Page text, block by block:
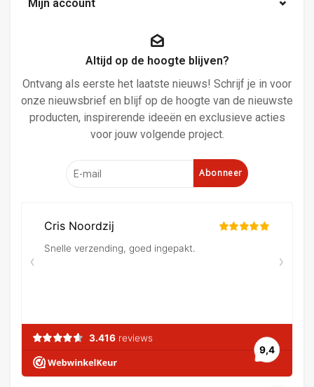
Mijn account
Altijd op de hoogte blijven?
Ontvang als eerste het laatste nieuws! Schrijf je in voor
onze nieuwsbrief en blijf op de hoogte van de nieuwste
producten, inspirerende ideeën en exclusieve acties
voor jouw volgende project.
Abonneer